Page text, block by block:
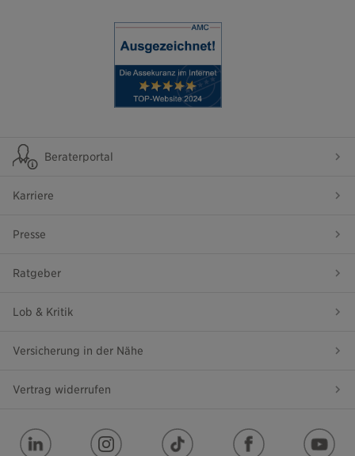
Beraterportal
Karriere
Presse
Ratgeber
Lob & Kritik
Versicherung in der Nähe
Vertrag widerrufen